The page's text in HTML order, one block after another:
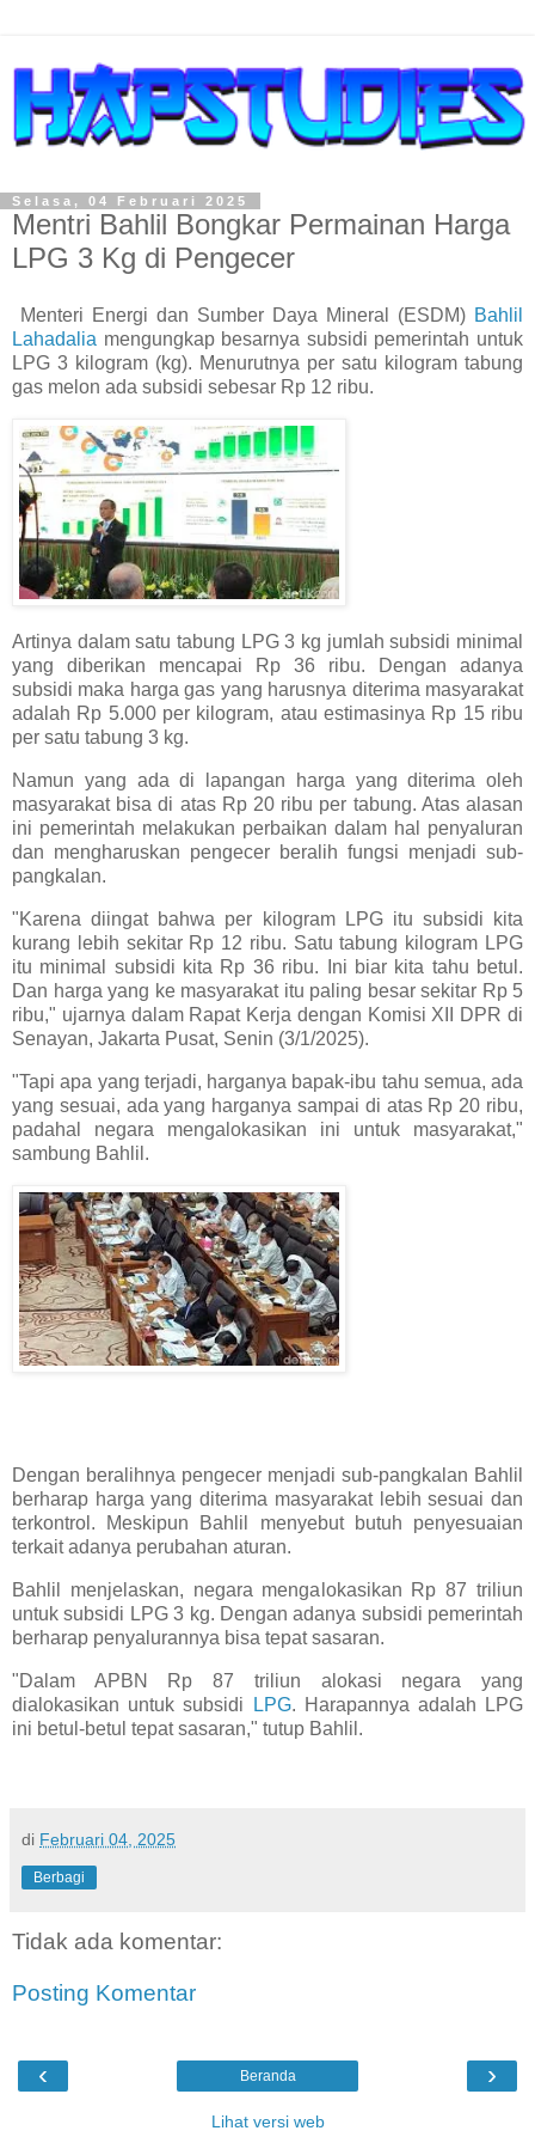
Selasa, 04 Februari 2025
Mentri Bahlil Bongkar Permainan Harga
LPG 3 Kg di Pengecer
Menteri Energi dan Sumber Daya Mineral (ESDM) Bahlil
Lahadalia mengungkap besarnya subsidi pemerintah untuk
LPG 3 kilogram (kg). Menurutnya per satu kilogram tabung
gas melon ada subsidi sebesar Rp 12 ribu.
Artinya dalam satu tabung LPG 3 kg jumlah subsidi minimal
yang diberikan mencapai Rp 36 ribu. Dengan adanya
subsidi maka harga gas yang harusnya diterima masyarakat
adalah Rp 5.000 per kilogram, atau estimasinya Rp 15 ribu
per satu tabung 3 kg.
Namun yang ada di lapangan harga yang diterima oleh
masyarakat bisa di atas Rp 20 ribu per tabung. Atas alasan
ini pemerintah melakukan perbaikan dalam hal penyaluran
dan mengharuskan pengecer beralih fungsi menjadi sub-
pangkalan.
"Karena diingat bahwa per kilogram LPG itu subsidi kita
kurang lebih sekitar Rp 12 ribu. Satu tabung kilogram LPG
itu minimal subsidi kita Rp 36 ribu. Ini biar kita tahu betul.
Dan harga yang ke masyarakat itu paling besar sekitar Rp 5
ribu," ujarnya dalam Rapat Kerja dengan Komisi XII DPR di
Senayan, Jakarta Pusat, Senin (3/1/2025).
"Tapi apa yang terjadi, harganya bapak-ibu tahu semua, ada
yang sesuai, ada yang harganya sampai di atas Rp 20 ribu,
padahal negara mengalokasikan ini untuk masyarakat,"
sambung Bahlil.
Dengan beralihnya pengecer menjadi sub-pangkalan Bahlil
berharap harga yang diterima masyarakat lebih sesuai dan
terkontrol. Meskipun Bahlil menyebut butuh penyesuaian
terkait adanya perubahan aturan.
Bahlil menjelaskan, negara mengalokasikan Rp 87 triliun
untuk subsidi LPG 3 kg. Dengan adanya subsidi pemerintah
berharap penyalurannya bisa tepat sasaran.
"Dalam APBN Rp 87 triliun alokasi negara yang
dialokasikan untuk subsidi
LPG. Harapannya adalah LPG
ini betul-betul tepat sasaran," tutup Bahlil.
di Februari 04, 2025
Berbagi
Tidak ada komentar:
Posting Komentar
‹ ›
Beranda
Lihat versi web